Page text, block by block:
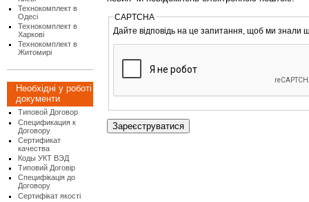
Технокомплект в
Одесі
Технокомплект в
Харкові
Технокомплект в
Житомирі
Необхідні у роботі
документи
Типовой Договор
Спецификация к
Договору
Сертификат
качества
Коды УКТ ВЭД
Типовий Договір
Специфікація до
Договору
Сертифікат якості
CAPTCHA
Дайте відповідь на це запитання, щоб ми знали